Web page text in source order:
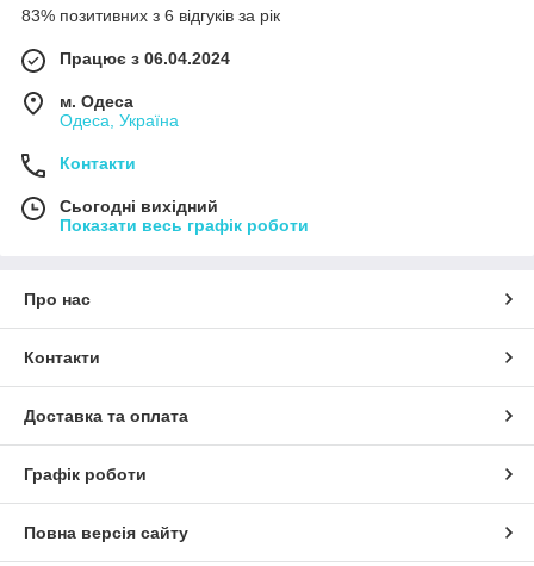
83% позитивних з 6 відгуків за рік
Працює з 06.04.2024
м. Одеса
Одеса, Україна
Контакти
Сьогодні вихідний
Показати весь графік роботи
Про нас
Контакти
Доставка та оплата
Графік роботи
Повна версія сайту